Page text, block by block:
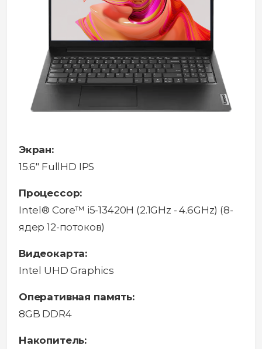
Экран:
15.6" FullHD IPS
Процессор:
Intel® Core™ i5-13420H (2.1GHz - 4.6GHz) (8-
ядер 12-потоков)
Видеокарта:
Intel UHD Graphics
Оперативная память:
8GB DDR4
Накопитель: